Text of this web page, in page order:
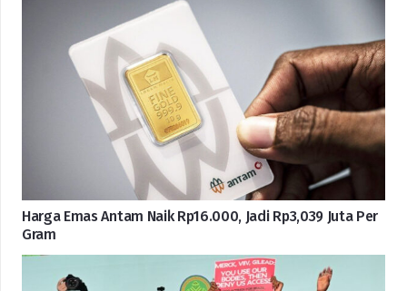
Harga Emas Antam Naik Rp16.000, Jadi Rp3,039 Juta Per
Gram